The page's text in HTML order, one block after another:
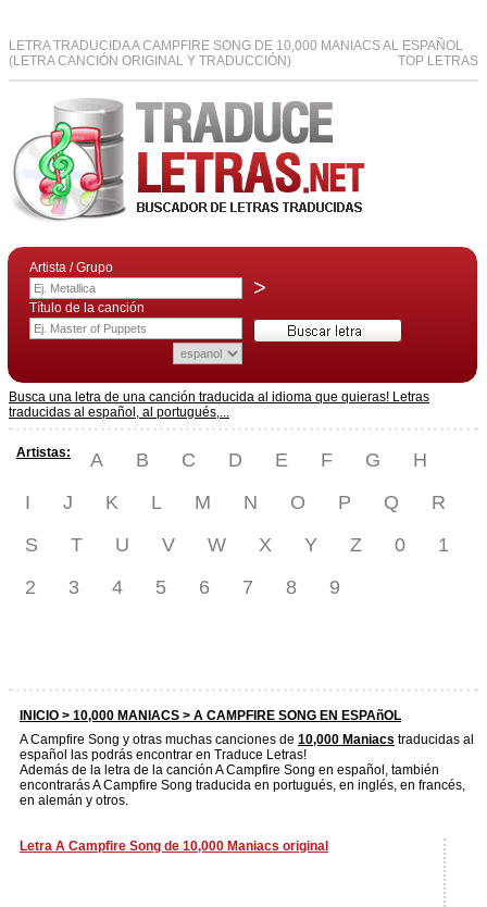
LETRA TRADUCIDA A CAMPFIRE SONG DE 10,000 MANIACS AL ESPAÑOL
(LETRA CANCIÓN ORIGINAL Y TRADUCCIÓN)
TOP LETRAS
Artista / Grupo
>
Título de la canción
Busca una letra de una canción traducida al idioma que quieras! Letras
traducidas al español, al portugués,...
Artistas: A B C D E F G
H
I
J K L M N O P Q
R
S
T U V W X Y Z 0
1
2
3 4 5 6 7 8 9
INICIO > 10,000 MANIACS > A CAMPFIRE SONG EN ESPAñOL
A Campfire Song y otras muchas canciones de 10,000 Maniacs traducidas al
español las podrás encontrar en Traduce Letras!
Además de la letra de la canción A Campfire Song en español, también
encontrarás A Campfire Song traducida en portugués, en inglés, en francés,
en alemán y otros.
Letra A Campfire Song de 10,000 Maniacs original